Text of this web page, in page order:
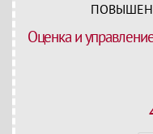
Оценка и